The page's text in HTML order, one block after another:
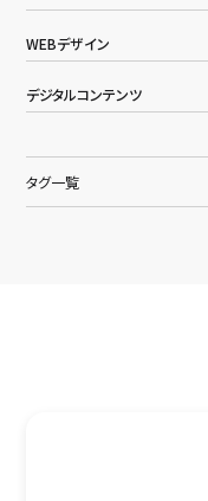
WEBデザイン
デジタルコンテンツ
タグ一覧